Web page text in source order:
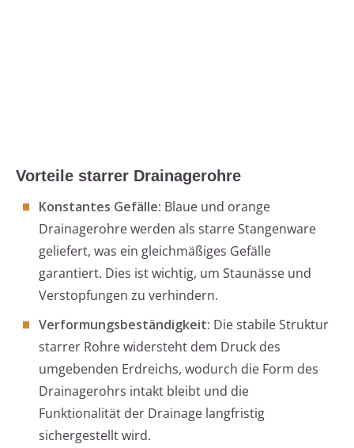
Vorteile starrer Drainagerohre
Konstantes Gefälle: Blaue und orange
Drainagerohre werden als starre Stangenware
geliefert, was ein gleichmäßiges Gefälle
garantiert. Dies ist wichtig, um Staunässe und
Verstopfungen zu verhindern.
Verformungsbeständigkeit: Die stabile Struktur
starrer Rohre widersteht dem Druck des
umgebenden Erdreichs, wodurch die Form des
Drainagerohrs intakt bleibt und die
Funktionalität der Drainage langfristig
sichergestellt wird.